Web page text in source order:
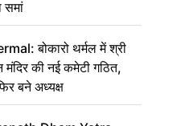
समां
बोकारो थर्मल में श्री
मंदिर की नई कमेटी गठित,
बने अध्यक्ष